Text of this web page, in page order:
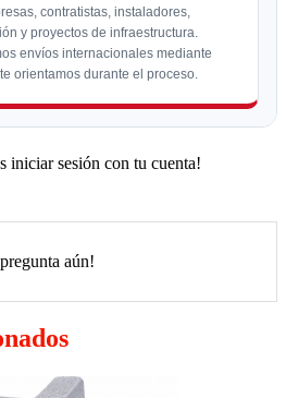
contratistas, instaladores,
y proyectos de infraestructura.
envíos internacionales mediante
orientamos durante el proceso.
iniciar sesión con tu cuenta!
aún!